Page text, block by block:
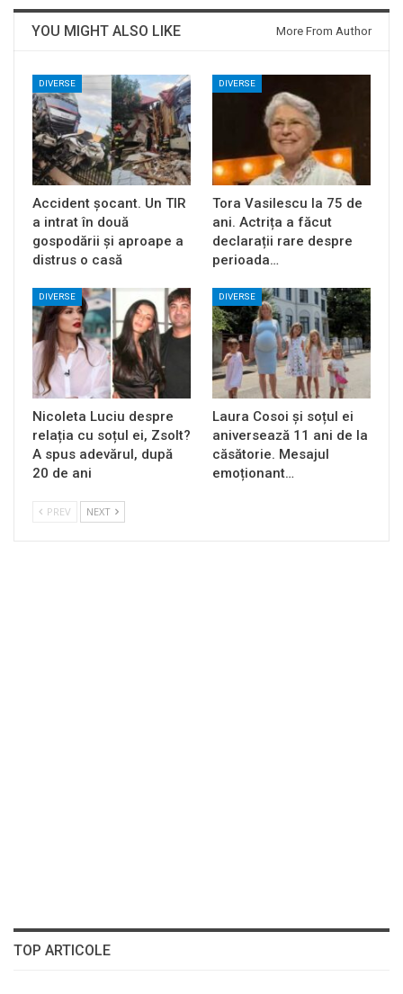
YOU MIGHT ALSO LIKE More From Author
DIVERSE
Accident șocant. Un TIR
a intrat în două
gospodării și aproape a
distrus o casă
DIVERSE
Tora Vasilescu la 75 de
ani. Actrița a făcut
declarații rare despre
perioada…
DIVERSE
Nicoleta Luciu despre
relația cu soțul ei, Zsolt?
A spus adevărul, după
20 de ani
DIVERSE
Laura Cosoi și soțul ei
aniversează 11 ani de la
căsătorie. Mesajul
emoționant…
PREV NEXT
TOP ARTICOLE